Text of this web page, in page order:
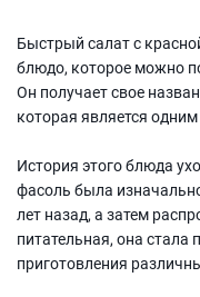
Быстрый салат с
блюдо, которое можно
Он получает свое
которая является
История этого блюда
фасоль была
лет назад, а затем
питательная, она
приготовления